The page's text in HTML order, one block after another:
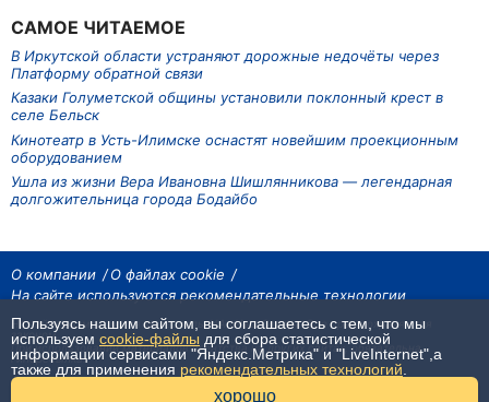
САМОЕ ЧИТАЕМОЕ
В Иркутской области устраняют дорожные недочёты через
Платформу обратной связи
Казаки Голуметской общины установили поклонный крест в
селе Бельск
Кинотеатр в Усть-Илимске оснастят новейшим проекционным
оборудованием
Ушла из жизни Вера Ивановна Шишлянникова — легендарная
долгожительница города Бодайбо
О компании
О файлах cookie
На сайте используются рекомендательные технологии
На сайте размещаются материалы ИА «Наш Север». Все права охраняются
законом.
При использовании материалов агентства на других сайтах, обязательна
гиперссылка.
Пользуясь нашим сайтом, вы соглашаетесь с тем, что мы
используем cookie-файлы для сбора статистической
информации сервисами "Яндекс.Метрика" и "LiveInternet",а
также для применения рекомендательных технологий
хорошо